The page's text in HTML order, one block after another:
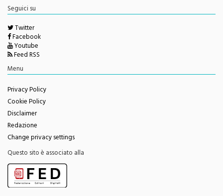
Twitter
Facebook
Youtube
Feed RSS
Menu
Privacy Policy
Cookie Policy
Disclaimer
Redazione
Change privacy settings
Questo sito è associato alla